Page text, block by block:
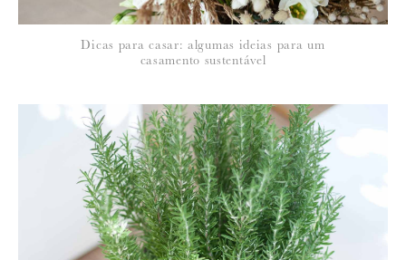
Para saber como tratamos e protegemos os seus dados, leia a nossa
política de privacidade
Dicas para casar: algumas ideias para um
casamento sustentável